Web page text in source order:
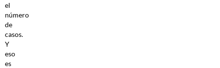
el
número
de
casos.
Y
eso
es